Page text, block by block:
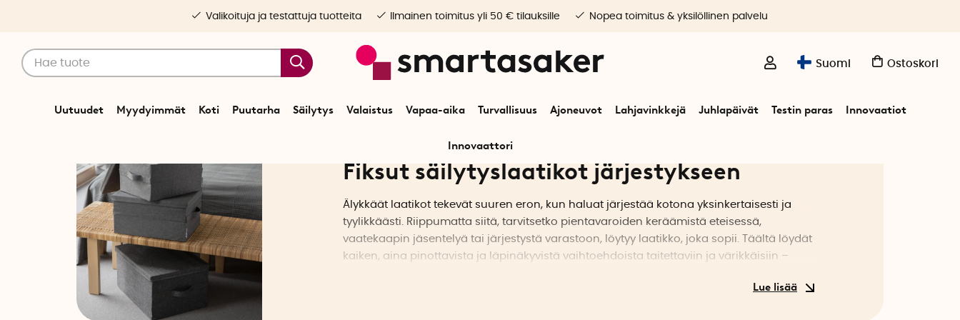
Suomi Ostoskori
Uutuudet Myydyimmät Koti Puutarha Säilytys Valaistus Vapaa-aika Turvallisuus Ajoneuvot Lahjavinkkejä Juhlapäivät Testin paras Innovaatiot
Innovaattori
Valikoituja ja testattuja tuotteita Ilmainen toimitus yli 50 € tilauksille Nopea toimitus & yksilöllinen palvelu
Fiksut säilytyslaatikot järjestykseen
Älykkäät laatikot tekevät suuren eron, kun haluat järjestää kotona yksinkertaisesti ja
tyylikkäästi. Riippumatta siitä, tarvitsetko pientavaroiden keräämistä eteisessä,
vaatekaapin jäsentelyä tai järjestystä varastoon, löytyy laatikko, joka sopii. Täältä löydät
kaiken, aina pinottavista ja läpinäkyvistä vaihtoehdoista taitettaviin ja värikkäisiin –